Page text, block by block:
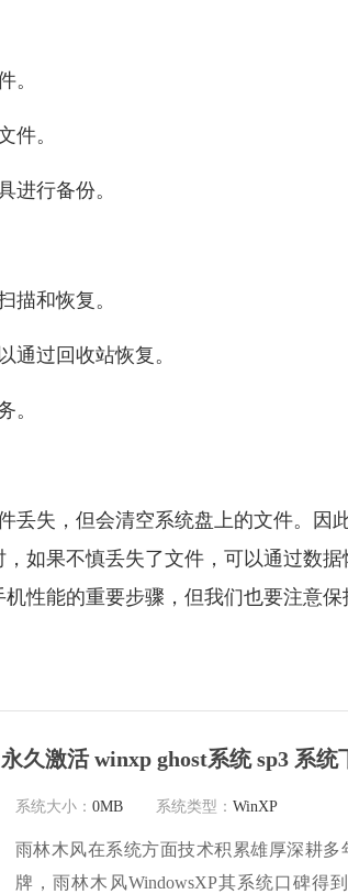
。
件。
进行备份。
描和恢复。
通过回收站恢复。
。
丢失，但会清空系统盘上的文件。因
如果不慎丢失了文件，可以通过数
性能的重要步骤，但我们也要注意保
久激活 winxp ghost系统 sp3 系统
系统大小： 0MB 系统类型： WinXP
雨林木风在系统方面技术积累雄厚深耕
牌，雨林木风WindowsXP其系统口碑得